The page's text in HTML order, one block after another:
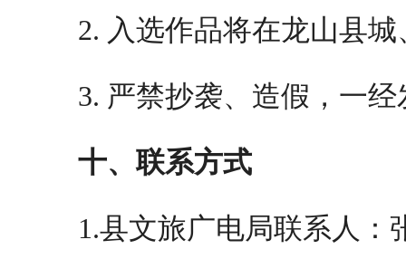
2. 入选作品将在龙山县
3. 严禁抄袭、造假，一
十、联系方式
1.县文旅广电局联系人：